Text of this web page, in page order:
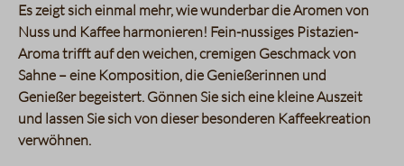
Es zeigt sich einmal mehr, wie wunderbar die Aromen von
Nuss und Kaffee harmonieren! Fein-nussiges Pistazien-
Aroma trifft auf den weichen, cremigen Geschmack von
Sahne – eine Komposition, die Genießerinnen und
Genießer begeistert. Gönnen Sie sich eine kleine Auszeit
und lassen Sie sich von dieser besonderen Kaffeekreation
verwöhnen.